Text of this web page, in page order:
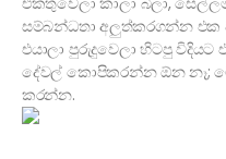
සම්බන්ධතා අලුත්කරගන්න එක
එයාලා පුරුදුවෙලා හිටපු විදියට
දේවල් කොපිකරන්න ඕන නෑ;
කරන්න.